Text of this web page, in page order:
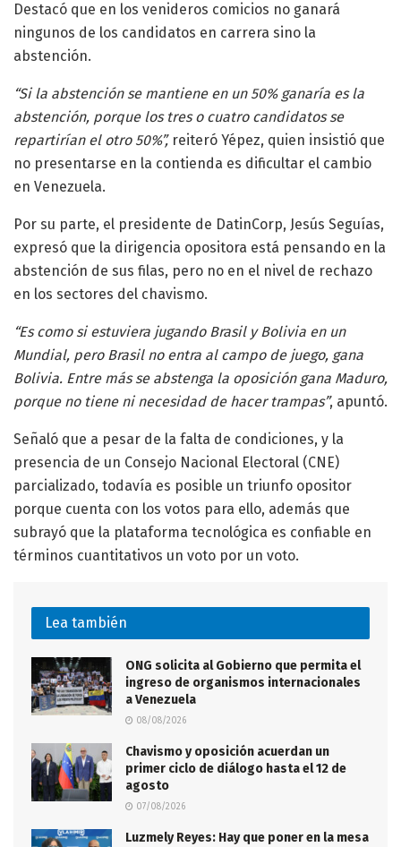
Destacó que en los venideros comicios no ganará
ningunos de los candidatos en carrera sino la
abstención.
“Si la abstención se mantiene en un 50% ganaría es la
abstención, porque los tres o cuatro candidatos se
repartirían el otro 50%”,reiteró Yépez, quien insistió que
no presentarse en la contienda es dificultar el cambio
en Venezuela.
Por su parte, el presidente de DatinCorp, Jesús Seguías,
expresó que la dirigencia opositora está pensando en la
abstención de sus filas, pero no en el nivel de rechazo
en los sectores del chavismo.
“Es como si estuviera jugando Brasil y Bolivia en un
Mundial, pero Brasil no entra al campo de juego, gana
Bolivia. Entre más se abstenga la oposición gana Maduro,
porque no tiene ni necesidad de hacer trampas”, apuntó.
Señaló que a pesar de la falta de condiciones, y la
presencia de un Consejo Nacional Electoral (CNE)
parcializado, todavía es posible un triunfo opositor
porque cuenta con los votos para ello, además que
subrayó que la plataforma tecnológica es confiable en
términos cuantitativos un voto por un voto.
Lea también
ONG solicita al Gobierno que permita el
ingreso de organismos internacionales
a Venezuela
08/08/2026
Chavismo y oposición acuerdan un
primer ciclo de diálogo hasta el 12 de
agosto
07/08/2026
Luzmely Reyes: Hay que poner en la mesa